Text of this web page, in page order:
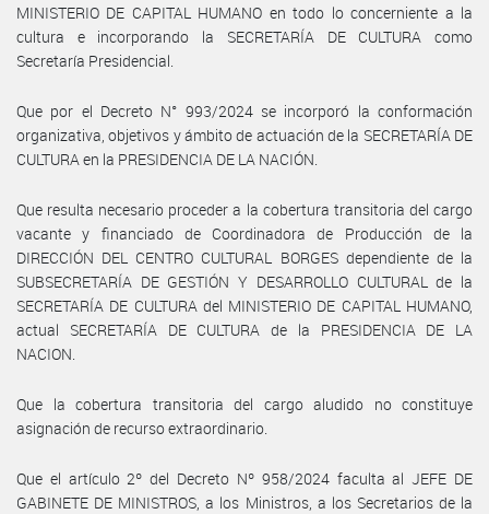
MINISTERIO DE CAPITAL HUMANO en todo lo concerniente a la
cultura e incorporando la SECRETARÍA DE CULTURA como
Secretaría Presidencial.
Que por el Decreto N° 993/2024 se incorporó la conformación
organizativa, objetivos y ámbito de actuación de la SECRETARÍA DE
CULTURA en la PRESIDENCIA DE LA NACIÓN.
Que resulta necesario proceder a la cobertura transitoria del cargo
vacante y financiado de Coordinadora de Producción de la
DIRECCIÓN DEL CENTRO CULTURAL BORGES dependiente de la
SUBSECRETARÍA DE GESTIÓN Y DESARROLLO CULTURAL de la
SECRETARÍA DE CULTURA del MINISTERIO DE CAPITAL HUMANO,
actual SECRETARÍA DE CULTURA de la PRESIDENCIA DE LA
NACION.
Que la cobertura transitoria del cargo aludido no constituye
asignación de recurso extraordinario.
Que el artículo 2º del Decreto Nº 958/2024 faculta al JEFE DE
GABINETE DE MINISTROS, a los Ministros, a los Secretarios de la